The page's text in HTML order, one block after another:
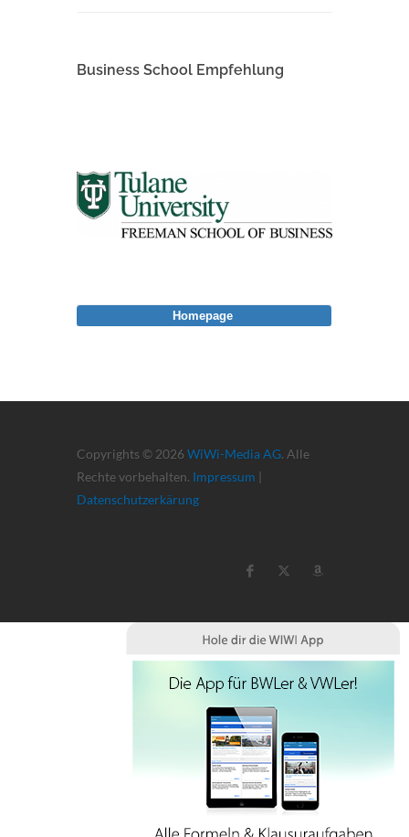
Business School Empfehlung
Copyrights © 2026 WiWi-Media AG. Alle
Rechte vorbehalten. Impressum |
Datenschutzerkärung
Homepage